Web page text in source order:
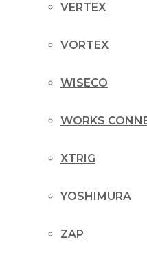
VERTEX
VORTEX
WISECO
WORKS
XTRIG
YOSHIMURA
ZAP